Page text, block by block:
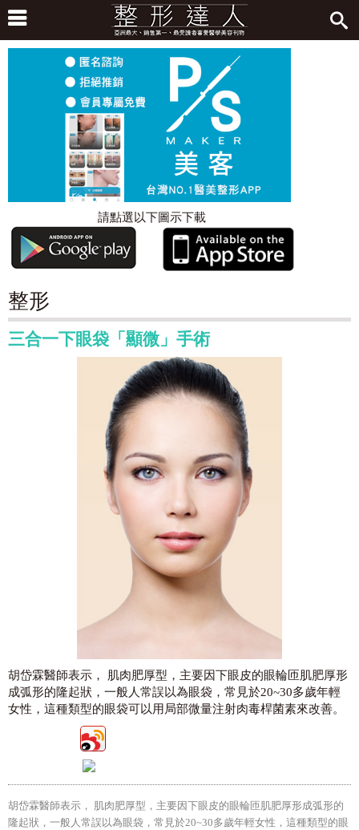
請點選以下圖示下載
整形
三合一下眼袋「顯微」手術
胡岱霖醫師表示， 肌肉肥厚型，主要因下眼皮的眼輪匝肌肥厚形
成弧形的隆起狀，一般人常誤以為眼袋，常見於20~30多歲年輕
女性，這種類型的眼袋可以用局部微量注射肉毒桿菌素來改善。
胡岱霖醫師表示， 肌肉肥厚型，主要因下眼皮的眼輪匝肌肥厚形成弧形的
隆起狀，一般人常誤以為眼袋，常見於20~30多歲年輕女性，這種類型的眼